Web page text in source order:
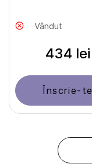
Vândut
434 lei
Înscrie-te